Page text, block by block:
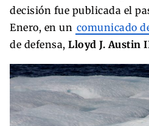
decisión fue publicada el
Enero, en un comunicado
de defensa, Lloyd J. Austin